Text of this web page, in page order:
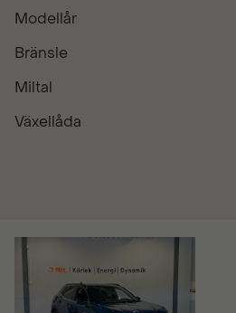
Modellår
Bränsle
Miltal
Växellåda